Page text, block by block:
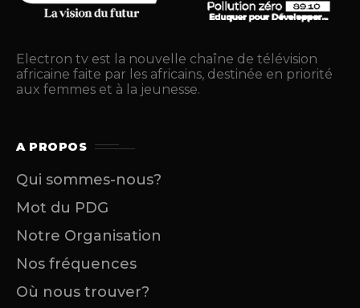
Electron tv est la nouvelle chaîne de télévision
africaine faite par les africains, destinée en priorité
aux femmes et à la jeunesse.
A PROPOS
Qui sommes-nous?
Mot du PDG
Notre Organisation
Nos fréquences
Où nous trouver?